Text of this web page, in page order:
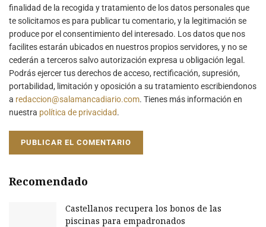
finalidad de la recogida y tratamiento de los datos personales que
te solicitamos es para publicar tu comentario, y la legitimación se
produce por el consentimiento del interesado. Los datos que nos
facilites estarán ubicados en nuestros propios servidores, y no se
cederán a terceros salvo autorización expresa u obligación legal.
Podrás ejercer tus derechos de acceso, rectificación, supresión,
portabilidad, limitación y oposición a su tratamiento escribiendonos
a redaccion@salamancadiario.com. Tienes más información en
nuestra política de privacidad.
Recomendado
Castellanos recupera los bonos de las
piscinas para empadronados